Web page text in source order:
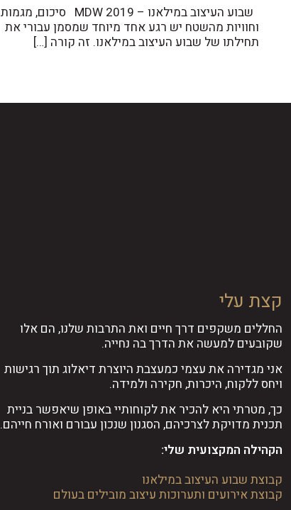
שבוע העיצוב במילאנו – MDW 2019 סיכום, מגמות
וחוויות מהשטח יש רגע אחד מיוחד שמסמן עבורי את
תחילתו של שבוע העיצוב במילאנו. זה קורה […]
קצת עלי
החללים משקפים דרך חיים ואת התרבות שלנו, הם אלו
שקובעים למעשה את הדרך בה נחייה.
אני מגדירה את עצמי כמעצבת היוצרת דיאלוג תוך רגישות
ויחס ללקוח, היכרות, חקירה ולמידה.
כך, מטרתי היא להכיר את לקוחותיי באופן שיאפשר בניית
תכנית מדויקת לצרכיהם, הסגנון שנכון עבורם ואורח חייהם.
הקהילה המקצועית שלי:
קבוצת שבוע העיצוב במילאנו
קבוצת אירועים ותערוכות עיצוב מובילים בעולם